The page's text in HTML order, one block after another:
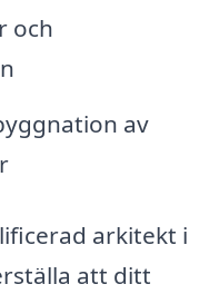
och
av
arkitekt i
att ditt